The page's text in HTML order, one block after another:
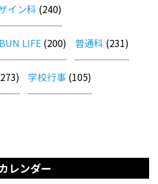
イン科 (240)
LIFE (200) 普通科 (231)
学校行事 (105)
レンダー